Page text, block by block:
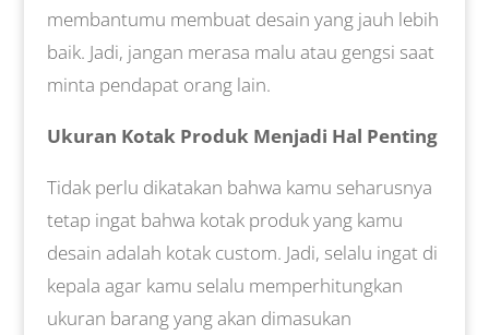
membantumu membuat desain yang jauh lebih
baik. Jadi, jangan merasa malu atau gengsi saat
minta pendapat orang lain.
Ukuran Kotak Produk Menjadi Hal Penting
Tidak perlu dikatakan bahwa kamu seharusnya
tetap ingat bahwa kotak produk yang kamu
desain adalah kotak custom. Jadi, selalu ingat di
kepala agar kamu selalu memperhitungkan
ukuran barang yang akan dimasukan